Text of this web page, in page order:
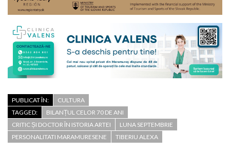
PUBLICAT ÎN:
CULTURA
TAGGED:
BILANȚUL CELOR 70 DE ANI
CRITIC ȘI DOCTOR ÎN ISTORIA ARTEI
LUNA SEPTEMBRIE
PERSONALITATI MARAMURESENE
TIBERIU ALEXA